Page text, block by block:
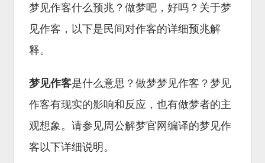
梦见作客什么预兆？做梦吧，好吗？关于梦
见作客，以下是民间对作客的详细预兆解
释。
梦见作客是什么意思？做梦梦见作客？梦见
作客有现实的影响和反应，也有做梦者的主
观想象。请参见周公解梦官网编译的梦见作
客以下详细说明。